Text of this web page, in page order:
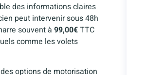
des informations claires
peut intervenir sous 48h
souvent à 99,00€TTC
comme les volets
options de motorisation